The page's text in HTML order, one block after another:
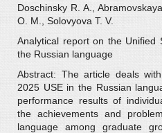
Doschinsky R. A.,
O. M., Solovyova T. V.
Analytical report on the Unified
the Russian language
Abstract: The article deals
2025 USE in the Russian
performance results of
the achievements and
language among graduate